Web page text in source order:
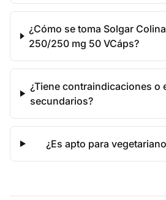
¿Cómo se toma Solgar
250/250 mg 50 VCáps?
¿Tiene contraindicaciones o
secundarios?
¿Es apto para